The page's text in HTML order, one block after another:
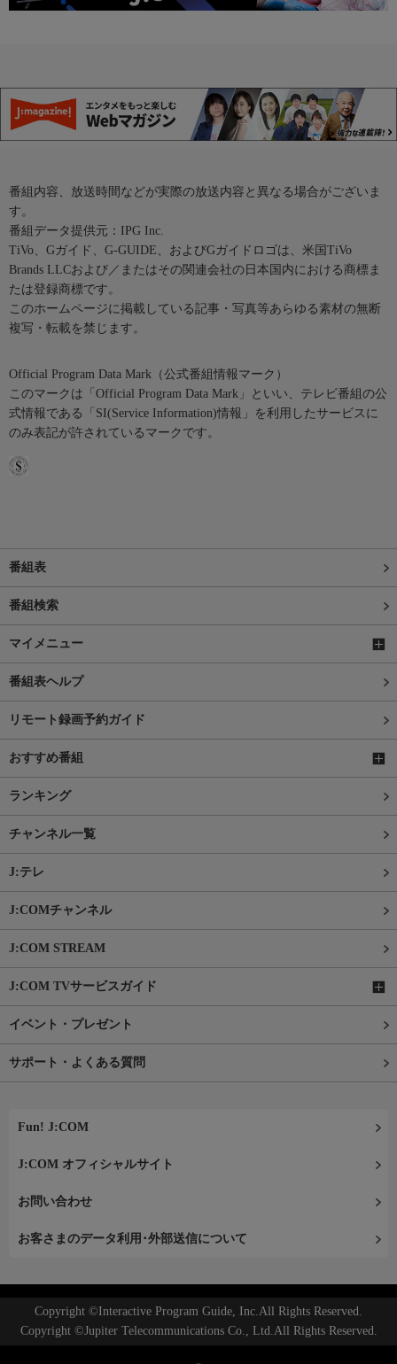
番組内容、放送時間などが実際の放送内容と異なる場合がございま
す。
番組データ提供元：IPG Inc.
TiVo、Gガイド、G-GUIDE、およびGガイドロゴは、米国TiVo
Brands LLCおよび／またはその関連会社の日本国内における商標ま
たは登録商標です。
このホームページに掲載している記事・写真等あらゆる素材の無断
複写・転載を禁じます。
Official Program Data Mark（公式番組情報マーク）
このマークは「Official Program Data Mark」といい、テレビ番組の公
式情報である「SI(Service Information)情報」を利用したサービスに
のみ表記が許されているマークです。
番組表
番組検索
マイメニュー
番組表ヘルプ
リモート録画予約ガイド
おすすめ番組
ランキング
チャンネル一覧
J:テレ
J:COMチャンネル
J:COM STREAM
J:COM TVサービスガイド
イベント・プレゼント
サポート・よくある質問
Fun! J:COM
J:COM オフィシャルサイト
お問い合わせ
お客さまのデータ利用･外部送信について
Copyright ©Interactive Program Guide, Inc.All Rights Reserved.
Copyright ©Jupiter Telecommunications Co., Ltd.All Rights Reserved.